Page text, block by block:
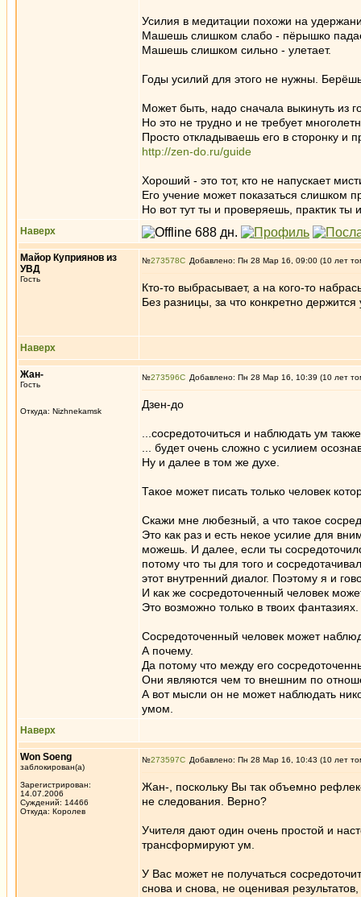
Усилия в медитации похожи на
Машешь слишком слабо - пёрышко
Машешь слишком сильно - улетает.
Годы усилий для этого не нужны.
Может быть, надо сначала выкинуть из
Но это не трудно и не требует
Просто откладываешь его в сторонку и
http://zen-do.ru/guide
Хороший - это тот, кто не напускает
Его учение может показаться слишком
Но вот тут ты и проверяешь, практик ты
Наверх
Майор Куприянов из
УВД
Гость
№273578 Добавлено: Пн 28 Мар 16, 09:00 (10 лет
Кто-то выбрасывает, а на кого-то
Без разницы, за что конкретно
Наверх
Жан-
Гость
Откуда: Nizhnekamsk
№273596 Добавлено: Пн 28 Мар 16, 10:39 (10 лет
Дзен-до
...сосредоточиться и наблюдать ум
... будет очень сложно с усилием
Ну и далее в том же духе.
Такое может писать только человек
Скажи мне любезный, а что такое
Это как раз и есть некое усилие для
можешь. И далее, если ты
потому что ты для того и
этот внутренний диалог. Поэтому я и
И как же сосредоточенный человек
Это возможно только в твоих фантазиях.
Сосредоточенный человек может
А почему.
Да потому что между его
Они являются чем то внешним по
А вот мысли он не может наблюдать
умом.
Наверх
Won Soeng
заблокирован(а)
Зарегистрирован:
14.07.2006
Суждений: 14466
Откуда: Королев
№273597 Добавлено: Пн 28 Мар 16, 10:43 (10 лет
Жан-, поскольку Вы так объемно
не следования. Верно?
Учителя дают один очень простой и
трансформируют ум.
У Вас может не получаться
снова и снова, не оценивая